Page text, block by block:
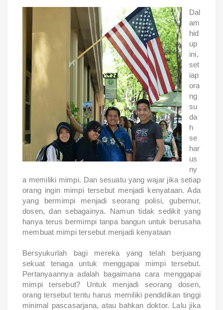
Dal
am
hid
up
ini,
set
iap
ora
ng
su
da
h
se
har
us
ny
a memiliki mimpi. Dan sesuatu yang wajar jika setiap
orang ingin mimpi tersebut menjadi kenyataan. Ada
yang bermimpi menjadi seorang polisi, gubernur,
dosen, dan sebagainya. Namun tidak sedikit yang
hanya terus bermimpi tanpa bangun untuk berusaha
membuat mimpi tersebut menjadi kenyataan
Bersyukurlah bagi mereka yang telah berjuang
sekuat tenaga untuk menggapai mimpi tersebut.
Pertanyaannya adalah bagaimana cara menggapai
mimpi tersebut? Untuk menjadi seorang dosen,
orang tersebut tentu harus memiliki pendidikan tinggi
minimal pascasarjana, atau bahkan doktor. Lalu jika